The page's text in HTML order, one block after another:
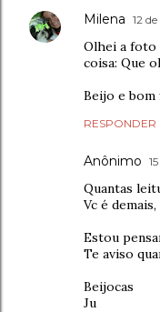
Milena 12
Olhei a foto
coisa: Que
Beijo e bom
RESPONDER
Anônimo
Quantas
Vc é
Estou
Te aviso
Beijocas
Ju